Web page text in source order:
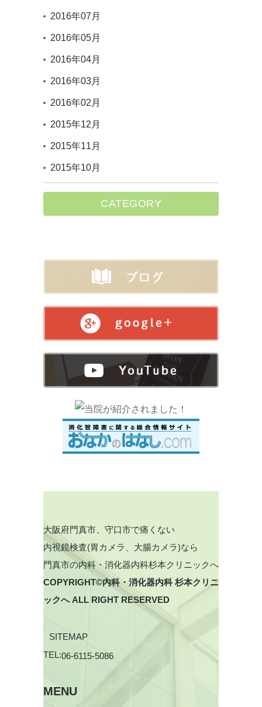
2016年07月
2016年05月
2016年04月
2016年03月
2016年02月
2015年12月
2015年11月
2015年10月
CATEGORY
大阪府門真市、守口市で痛くない
内視鏡検査(胃カメラ、大腸カメラ)なら
門真市の内科・消化器内科杉本クリニックへ
COPYRIGHT©内科・消化器内科 杉本クリニ
ックへ ALL RIGHT RESERVED
SITEMAP
TEL:06-6115-5086
MENU